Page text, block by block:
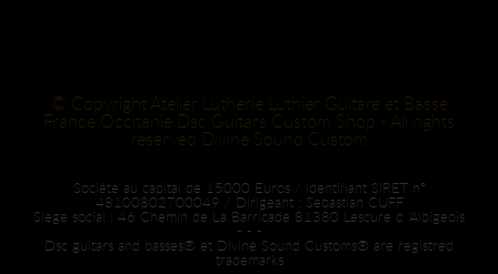
© Copyright Atelier Lutherie Luthier Guitare et Basse
France Occitanie Dsc Guitars Custom Shop - All rights
reserved Divine Sound Custom
Société au capital de 15000 Euros / Identifiant SIRET n°
48100802700049 / Dirigeant : Sebastian CUFF
Siège social : 46 Chemin de La Barricade 81380 Lescure d 'Albigeois
- - -
Dsc guitars and basses® et Divine Sound Customs® are registred
trademarks